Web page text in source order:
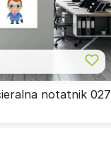
notatnik 027